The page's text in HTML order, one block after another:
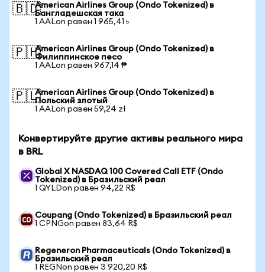
🇧🇩American Airlines Group (Ondo Tokenized) в
Бангладешская така
1 AALon равен 1 965,41 ৳
🇵🇭American Airlines Group (Ondo Tokenized) в
Филиппинское песо
1 AALon равен 967,14 ₱
🇵🇱American Airlines Group (Ondo Tokenized) в
Польский злотый
1 AALon равен 59,24 zł
Конвертируйте другие активы реального мира
в BRL
Global X NASDAQ 100 Covered Call ETF (Ondo
Tokenized) в Бразильский реал
1 QYLDon равен 94,22 R$
Coupang (Ondo Tokenized) в Бразильский реал
1 CPNGon равен 83,64 R$
Regeneron Pharmaceuticals (Ondo Tokenized) в
Бразильский реал
1 REGNon равен 3 920,20 R$